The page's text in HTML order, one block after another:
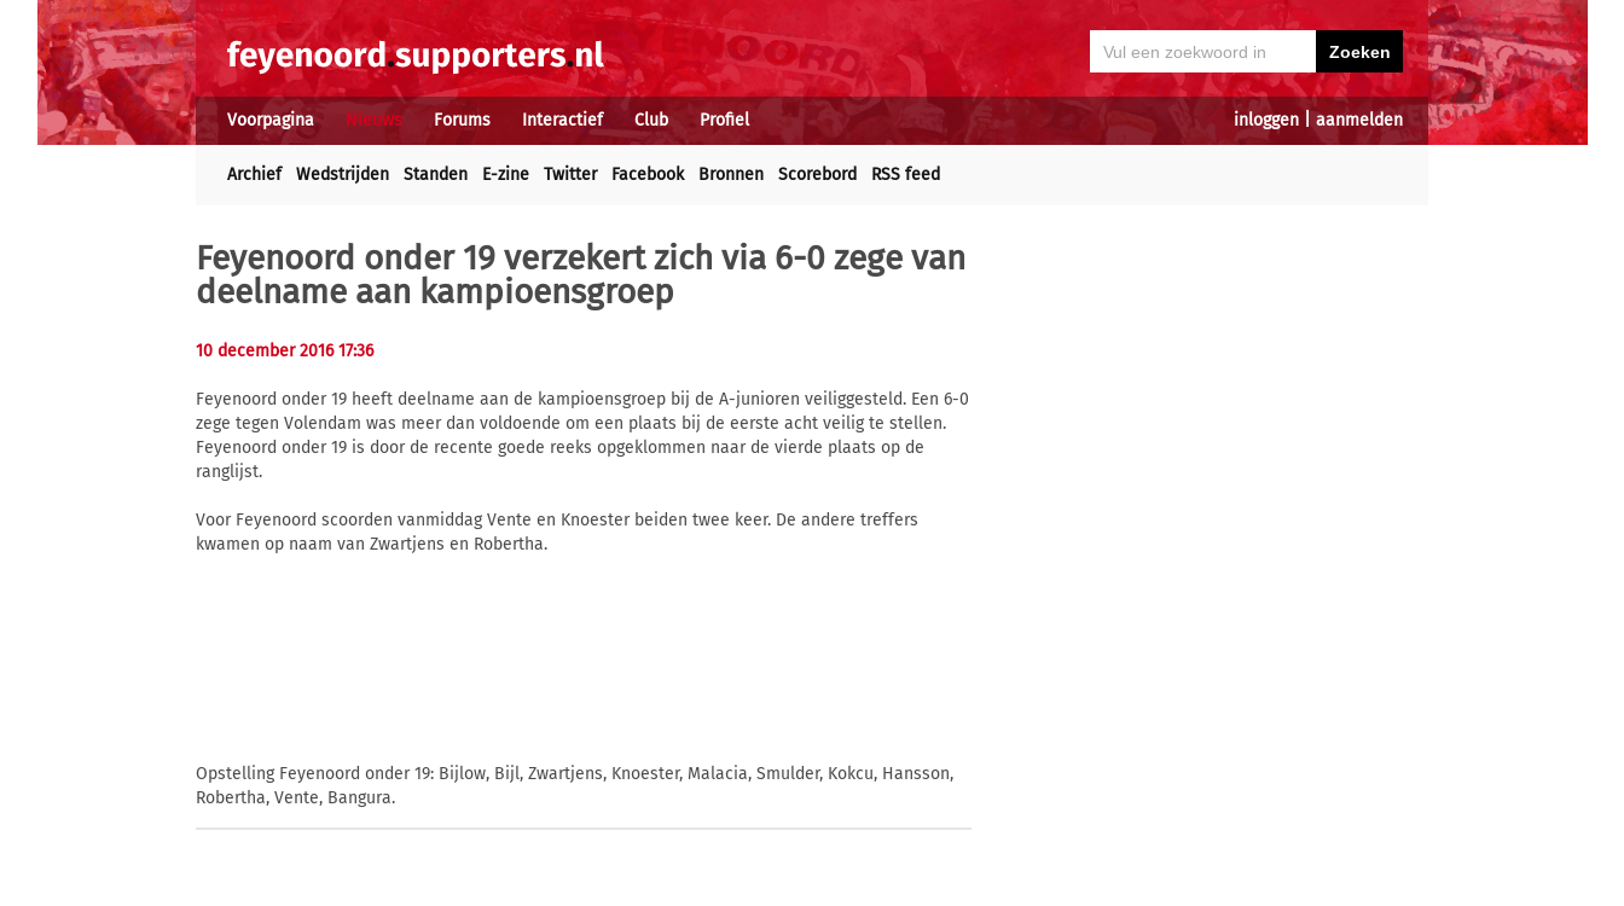
inloggen aanmelden
Voorpagina Nieuws Forums Interactief Club Profiel
Archief Wedstrijden Standen E-zine Twitter Facebook Bronnen Scorebord RSS feed
Feyenoord onder 19 verzekert zich via 6-0 zege van
deelname aan kampioensgroep
10 december 2016 17:36
Feyenoord onder 19 heeft deelname aan de kampioensgroep bij de A-junioren veiliggesteld. Een 6-0
zege tegen Volendam was meer dan voldoende om een plaats bij de eerste acht veilig te stellen.
Feyenoord onder 19 is door de recente goede reeks opgeklommen naar de vierde plaats op de
ranglijst.
Voor Feyenoord scoorden vanmiddag Vente en Knoester beiden twee keer. De andere treffers
kwamen op naam van Zwartjens en Robertha.
Opstelling Feyenoord onder 19: Bijlow, Bijl, Zwartjens, Knoester, Malacia, Smulder, Kokcu, Hansson,
Robertha, Vente, Bangura.